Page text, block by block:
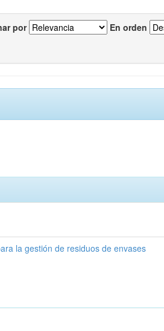
por En orden
la gestión de residuos de envases